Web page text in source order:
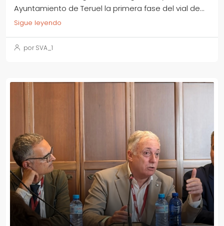
Ayuntamiento de Teruel la primera fase del vial de...
Sigue leyendo
por SVA_1